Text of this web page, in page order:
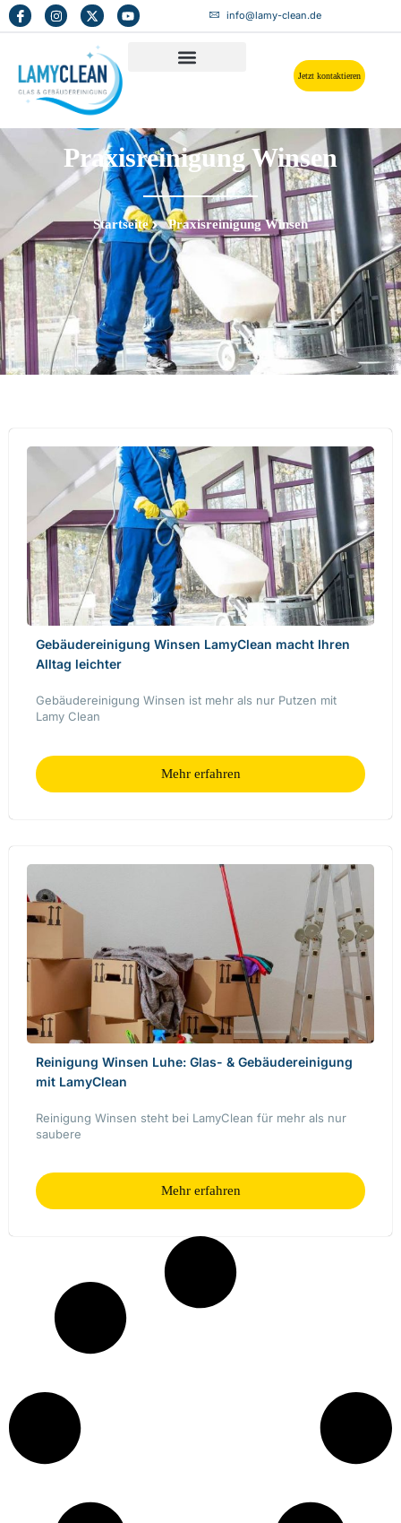
info@lamy-clean.de
Jetzt kontaktieren
Praxisreinigung Winsen
Startseite Praxisreinigung Winsen
Gebäudereinigung Winsen LamyClean macht Ihren
Alltag leichter
Gebäudereinigung Winsen ist mehr als nur Putzen mit
Lamy Clean
Mehr erfahren
Reinigung Winsen Luhe: Glas- & Gebäudereinigung
mit LamyClean
Reinigung Winsen steht bei LamyClean für mehr als nur
saubere
Mehr erfahren